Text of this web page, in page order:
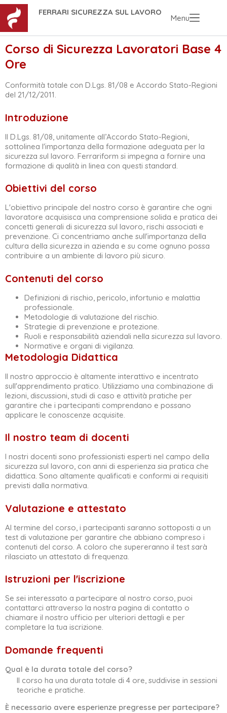
FERRARI SICUREZZA SUL LAVORO
Menu
Corso di Sicurezza Lavoratori Base 4
Ore
Conformità totale con D.Lgs. 81/08 e Accordo Stato-Regioni
del 21/12/2011.
Introduzione
Il D.Lgs. 81/08, unitamente all’Accordo Stato-Regioni,
sottolinea l'importanza della formazione adeguata per la
sicurezza sul lavoro. Ferrariform si impegna a fornire una
formazione di qualità in linea con questi standard.
Obiettivi del corso
L'obiettivo principale del nostro corso è garantire che ogni
lavoratore acquisisca una comprensione solida e pratica dei
concetti generali di sicurezza sul lavoro, rischi associati e
prevenzione. Ci concentriamo anche sull'importanza della
cultura della sicurezza in azienda e su come ognuno possa
contribuire a un ambiente di lavoro più sicuro.
Contenuti del corso
Definizioni di rischio, pericolo, infortunio e malattia
professionale.
Metodologie di valutazione del rischio.
Strategie di prevenzione e protezione.
Ruoli e responsabilità aziendali nella sicurezza sul lavoro.
Normative e organi di vigilanza.
Metodologia Didattica
Il nostro approccio è altamente interattivo e incentrato
sull'apprendimento pratico. Utilizziamo una combinazione di
lezioni, discussioni, studi di caso e attività pratiche per
garantire che i partecipanti comprendano e possano
applicare le conoscenze acquisite.
Il nostro team di docenti
I nostri docenti sono professionisti esperti nel campo della
sicurezza sul lavoro, con anni di esperienza sia pratica che
didattica. Sono altamente qualificati e conformi ai requisiti
previsti dalla normativa.
Valutazione e attestato
Al termine del corso, i partecipanti saranno sottoposti a un
test di valutazione per garantire che abbiano compreso i
contenuti del corso. A coloro che supereranno il test sarà
rilasciato un attestato di frequenza.
Istruzioni per l'iscrizione
Se sei interessato a partecipare al nostro corso, puoi
contattarci attraverso la nostra pagina di contatto o
chiamare il nostro ufficio per ulteriori dettagli e per
completare la tua iscrizione.
Domande frequenti
Qual è la durata totale del corso?
Il corso ha una durata totale di 4 ore, suddivise in sessioni
teoriche e pratiche.
È necessario avere esperienze pregresse per partecipare?